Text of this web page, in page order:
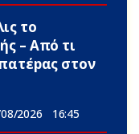
το
– Από τι
στον
2026 16:45